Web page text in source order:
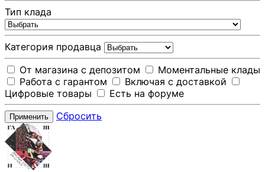
Тип клада
Категория продавца
От магазина с депозитом
Моментальные клады
Работа с гарантом
Включая с доставкой
Цифровые товары
Есть на форуме
Применить Сбросить